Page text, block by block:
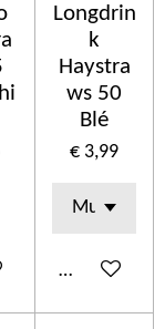
Longdrin
k
Haystra
ws 50
Blé
€ 3,99
In